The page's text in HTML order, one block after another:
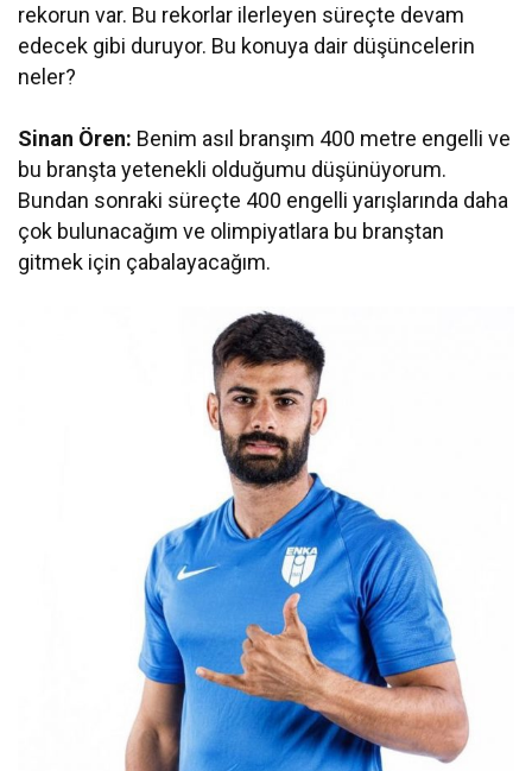
rekorun var. Bu rekorlar ilerleyen süreçte devam
edecek gibi duruyor. Bu konuya dair düşüncelerin
neler?
Sinan Ören: Benim asıl branşım 400 metre engelli ve
bu branşta yetenekli olduğumu düşünüyorum.
Bundan sonraki süreçte 400 engelli yarışlarında daha
çok bulunacağım ve olimpiyatlara bu branştan
gitmek için çabalayacağım.